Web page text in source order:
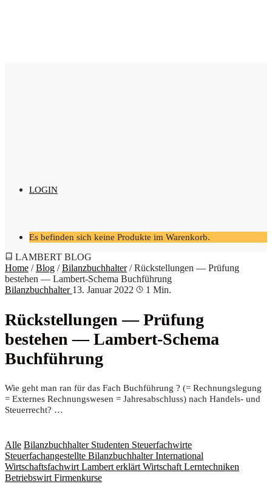
LOGIN
Es befinden sich keine Produkte im Warenkorb.
LAMBERT BLOG
Home /Blog /Bilanzbuchhalter/Rück­stel­lun­gen — Prü­fung
bestehen — Lam­bert-Sche­ma Buchführung
Bilanzbuchhalter 13. Januar 2022 1 Min.
Rück­stel­lun­gen — Prü­fung
bestehen — Lam­bert-Sche­ma
Buchführung
Wie geht man ran für das Fach Buch­füh­rung ? (= Rech­nungs­le­gung
= Exter­nes Rech­nungs­we­sen = Jah­res­ab­schluss) nach Han­dels- und
Steu­er­recht? …
Alle Bilanzbuchhalter Studenten Steuerfachwirte
Steuerfachangestellte Bilanzbuchhalter International
Wirtschaftsfachwirt Lambert erklärt Wirtschaft Lerntechniken
Betriebswirt Firmenkurse